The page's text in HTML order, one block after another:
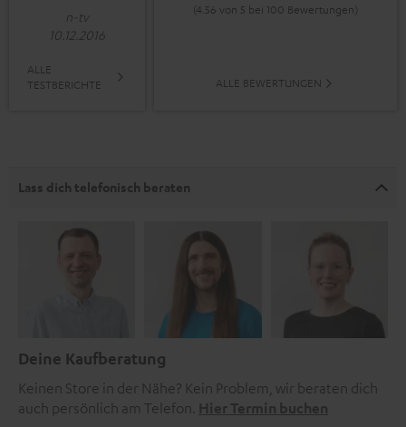
n-tv
10.12.2016
ALLE
TESTBERICHTE
(4.56 von 5 bei 100 Bewertungen)
ALLE BEWERTUNGEN
Lass dich telefonisch beraten
Deine Kaufberatung
Keinen Store in der Nähe? Kein Problem, wir beraten dich
auch persönlich am Telefon. Hier Termin buchen